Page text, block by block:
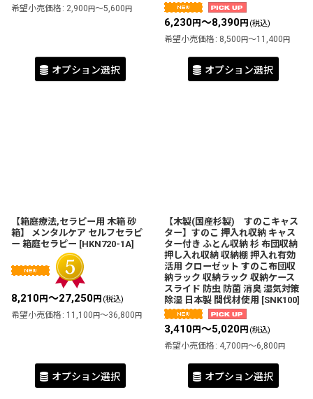
希望小売価格 : 2,900円～5,600円
オプション選択
6,230円～8,390円 (税込)
希望小売価格 : 8,500 円～11,400 円
オプション選択
【箱庭療法,セラピー用 木箱 砂
箱】 メンタルケア セルフセラピ
ー 箱庭セラピー [HKN720-1A]
8,210円～27,250円 (税込)
希望小売価格 : 11,100 円～36,800 円
オプション選択
【木製(国産杉製) すのこキャス
ター】すのこ 押入れ収納 キャス
ター付き ふとん収納 杉 布団収納
押し入れ収納 収納棚 押入れ有効
活用 クローゼット すのこ布団収
納ラック 収納ラック 収納ケース
スライド 防虫 防菌 消臭 湿気対策
除湿 日本製 間伐材使用 [SNK100]
3,410円～5,020円 (税込)
希望小売価格 : 4,700 円～6,800 円
オプション選択